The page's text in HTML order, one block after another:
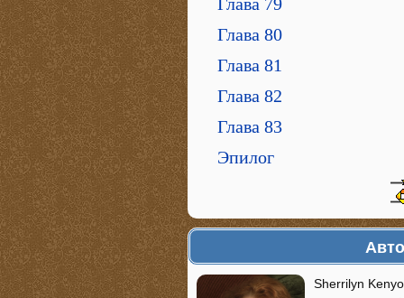
Глава 80
Глава 81
Глава 82
Глава 83
Эпилог
Sherrilyn